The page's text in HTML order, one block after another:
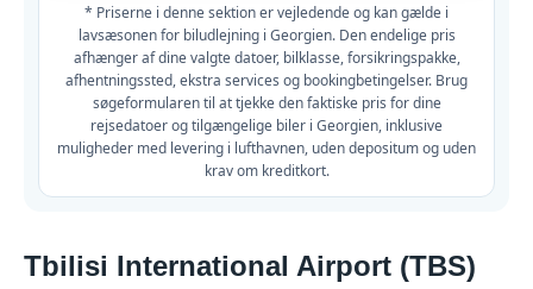
* Priserne i denne sektion er vejledende og kan gælde i
lavsæsonen for biludlejning i Georgien. Den endelige pris
afhænger af dine valgte datoer, bilklasse, forsikringspakke,
afhentningssted, ekstra services og bookingbetingelser. Brug
søgeformularen til at tjekke den faktiske pris for dine
rejsedatoer og tilgængelige biler i Georgien, inklusive
muligheder med levering i lufthavnen, uden depositum og uden
krav om kreditkort.
Tbilisi International Airport (TBS)